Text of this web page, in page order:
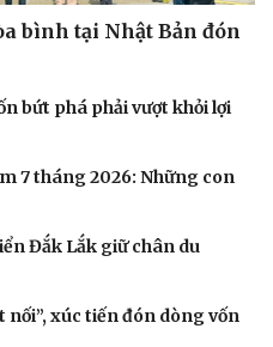
bình tại Nhật Bản đón
bứt phá phải vượt khỏi lợi
7 tháng 2026: Những con
Đắk Lắk giữ chân du
nối”, xúc tiến đón dòng vốn